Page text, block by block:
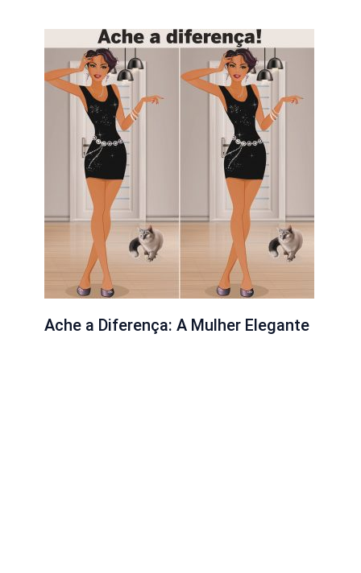
Ache a Diferença: A Mulher Elegante